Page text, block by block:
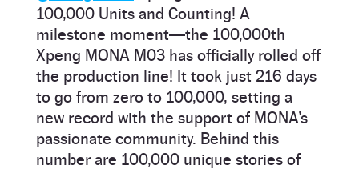
100,000 Units and Counting! A
milestone moment—the 100,000th
Xpeng MONA M03 has officially rolled off
the production line! It took just 216 days
to go from zero to 100,000, setting a
new record with the support of MONA’s
passionate community. Behind this
number are 100,000 unique stories of